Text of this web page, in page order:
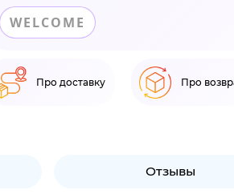
WELCOME
Про доставку Про
Отзывы